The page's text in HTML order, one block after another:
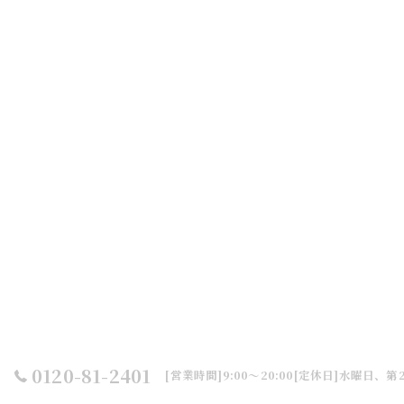
0120-81-2401 [営業時間]9:00～20:00[定休日]水曜日、第